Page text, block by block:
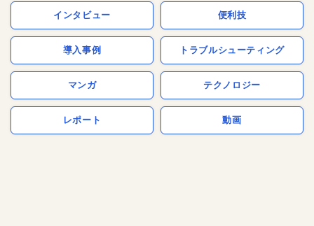
インタビュー 便利技
導入事例 トラブルシューティング
マンガ テクノロジー
レポート 動画